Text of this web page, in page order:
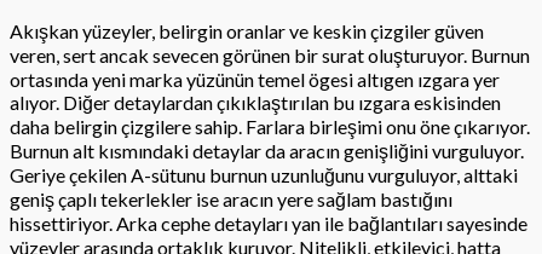
Akışkan yüzeyler, belirgin oranlar ve keskin çizgiler güven
veren, sert ancak sevecen görünen bir surat oluşturuyor. Burnun
ortasında yeni marka yüzünün temel ögesi altıgen ızgara yer
alıyor. Diğer detaylardan çıkıklaştırılan bu ızgara eskisinden
daha belirgin çizgilere sahip. Farlara birleşimi onu öne çıkarıyor.
Burnun alt kısmındaki detaylar da aracın genişliğini vurguluyor.
Geriye çekilen A-sütunu burnun uzunluğunu vurguluyor, alttaki
geniş çaplı tekerlekler ise aracın yere sağlam bastığını
hissettiriyor. Arka cephe detayları yan ile bağlantıları sayesinde
yüzeyler arasında ortaklık kuruyor. Nitelikli, etkileyici, hatta